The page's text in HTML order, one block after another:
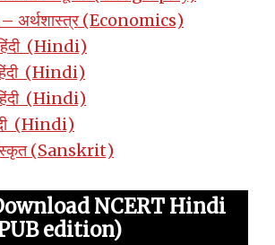
– अर्थशास्त्र (Economics)
(Hindi)
(Hindi)
(Hindi)
(Hindi)
(Sanskrit)
NCERT Hindi
edition)